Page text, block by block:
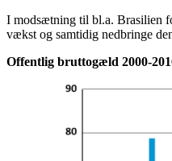
I modsætning til bl.a. Brasilien
vækst og samtidig nedbringe
Offentlig bruttogæld 2000-